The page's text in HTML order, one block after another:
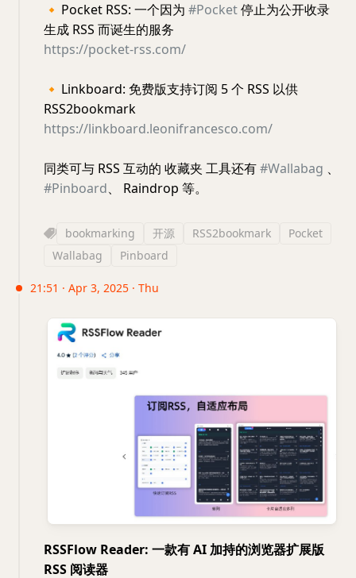
🔸 Pocket RSS: 一个因为 #Pocket停止为公开收录
生成 RSS 而诞生的服务
https://pocket-rss.com/
🔸 Linkboard: 免费版支持订阅 5 个 RSS 以供
RSS2bookmark
https://linkboard.leonifrancesco.com/
同类可与 RSS 互动的 收藏夹 工具还有#Wallabag 、
#Pinboard、 Raindrop 等。
bookmarking 开源 RSS2bookmark
Pocket
Wallabag
Pinboard
21:51 · Apr 3, 2025 · Thu
RSSFlow Reader: 一款有 AI 加持的浏览器扩展版
RSS 阅读器